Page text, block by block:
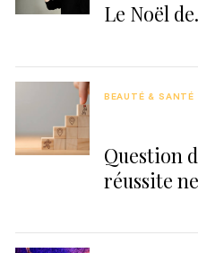
Le Noël
Question
réussite
BEAUTÉ & SANTÉ